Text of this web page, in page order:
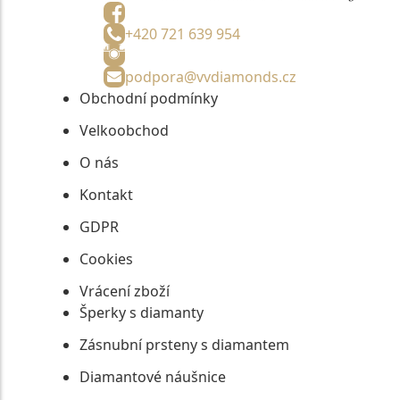
+420 721 639 954
podpora@vvdiamonds.cz
Obchodní podmínky
Velkoobchod
O nás
Kontakt
GDPR
Cookies
Vrácení zboží
Šperky s diamanty
Zásnubní prsteny s diamantem
Diamantové náušnice